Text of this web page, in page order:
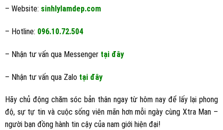
– Website: sinhlylamdep.com
– Hotline: 096.10.72.504
– Nhận tư vấn qua Messenger tại đây
– Nhận tư vấn qua Zalo tại đây
Hãy chủ động chăm sóc bản thân ngay từ hôm nay để lấy lại phong
độ, sự tự tin và cuộc sống viên mãn hơn mỗi ngày cùng Xtra Man –
người bạn đồng hành tin cậy của nam giới hiện đại!